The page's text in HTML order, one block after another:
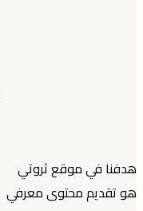
هدفنا في موقع ثروتي
هو تقديم محتوى معرفي